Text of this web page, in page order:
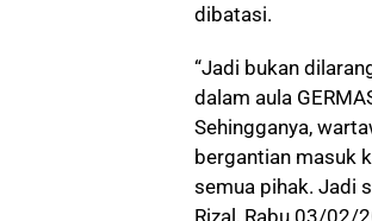
dibatasi.
“Jadi bukan
dalam aula
Sehingganya,
bergantian masuk
semua pihak. Jadi
Rizal, Rabu 03/02/